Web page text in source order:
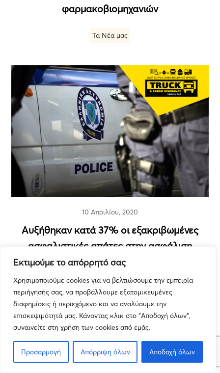
Εκτιμούμε το απόρρητό σας
Χρησιμοποιούμε cookies για να βελτιώσουμε την εμπειρία
περιήγησής σας, να προβάλλουμε εξατομικευμένες
διαφημίσεις ή περιεχόμενο και να αναλύουμε την
επισκεψιμότητά μας. Κάνοντας κλικ στο "Αποδοχή όλων",
συναινείτε στη χρήση των cookies από εμάς.
Προσαρμογή Απόρριψη όλων Αποδοχή όλων
φαρμακοβιομηχανιών
Τα Νέα μας
10 Απριλίου, 2020
Αυξήθηκαν κατά 37% οι εξακριβωμένες
ασφαλιστικές απάτες στην ασφάλιση
αυτοκινήτου
Τα Νέα μας